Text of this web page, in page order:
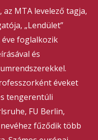
MTA levelező tagja,
„Lendület”
foglalkozik
és
éveket
tengerentúli
FU Berlin,
fűződik több